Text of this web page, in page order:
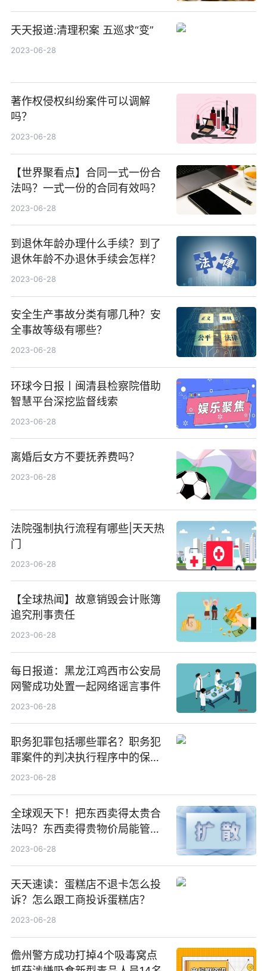
天天报道:清理积案 五巡求“变”
2023-06-28
著作权侵权纠纷案件可以调解
吗？
2023-06-28
【世界聚看点】合同一式一份合
法吗？一式一份的合同有效吗？
2023-06-28
到退休年龄办理什么手续？到了
退休年龄不办退休手续会怎样？
2023-06-28
安全生产事故分类有哪几种？安
全事故等级有哪些？
2023-06-28
环球今日报丨闽清县检察院借助
智慧平台深挖监督线索
2023-06-28
离婚后女方不要抚养费吗？
2023-06-28
法院强制执行流程有哪些|天天热
门
2023-06-28
【全球热闻】故意销毁会计账簿
追究刑事责任
2023-06-28
每日报道：黑龙江鸡西市公安局
网警成功处置一起网络谣言事件
2023-06-28
职务犯罪包括哪些罪名？职务犯
罪案件的判决执行程序中的保释
条件？
2023-06-28
全球观天下！把东西卖得太贵合
法吗？东西卖得贵物价局能管
吗？
2023-06-28
天天速读：蛋糕店不退卡怎么投
诉？怎么跟工商投诉蛋糕店？
2023-06-28
儋州警方成功打掉4个吸毒窝点